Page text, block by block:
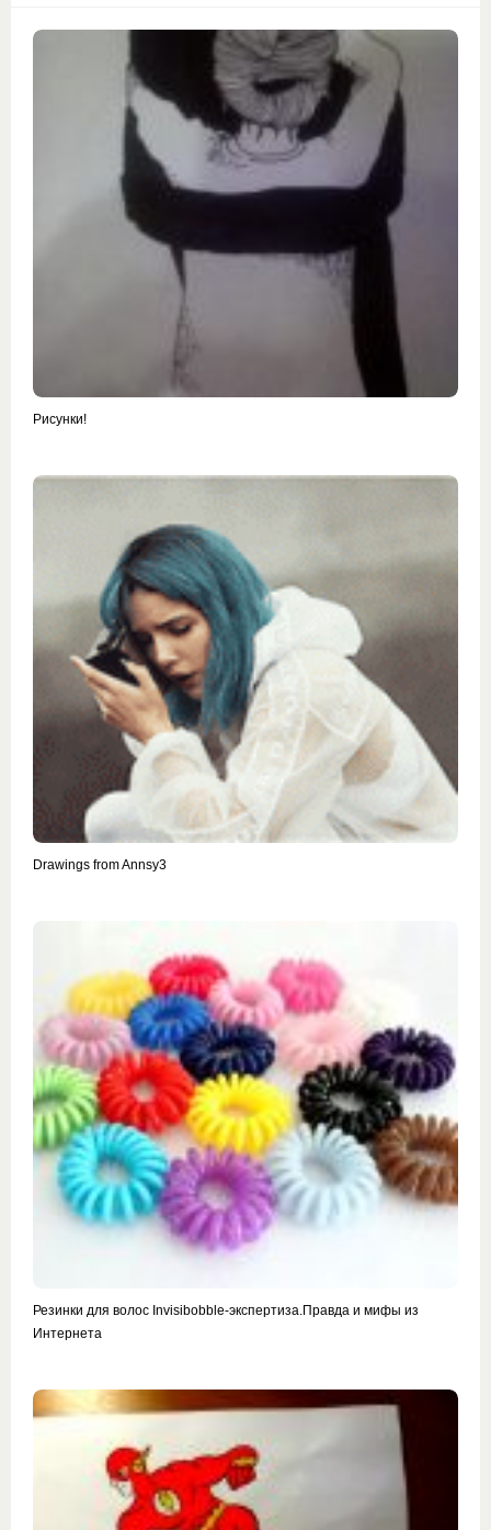
Рисунки!
Drawings from Annsy3
Резинки для волос Invisibobble-экспертиза.Правда и мифы из
Интернета